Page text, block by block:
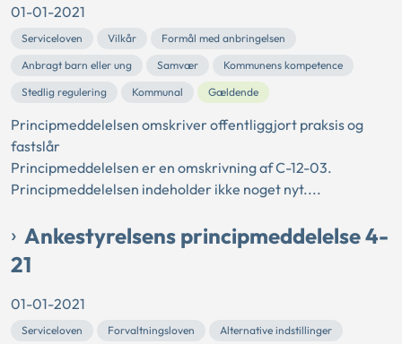
01-01-2021
Serviceloven Vilkår
Formål med anbringelsen
Anbragt barn eller ung
Samvær
Kommunens kompetence
Stedlig regulering
Kommunal Gældende
Principmeddelelsen omskriver offentliggjort praksis og
fastslår
Principmeddelelsen er en omskrivning af C-12-03.
Principmeddelelsen indeholder ikke noget nyt....
Ankestyrelsens principmeddelelse 4-
21
01-01-2021
Serviceloven Forvaltningsloven Alternative indstillinger